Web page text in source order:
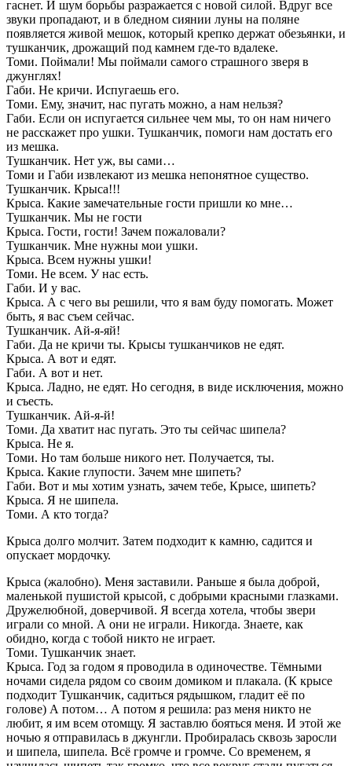
гаснет. И шум борьбы разражается с новой силой. Вдруг все
звуки пропадают, и в бледном сиянии луны на поляне
появляется живой мешок, который крепко держат обезьянки, и
тушканчик, дрожащий под камнем где-то вдалеке.
Томи. Поймали! Мы поймали самого страшного зверя в
джунглях!
Габи. Не кричи. Испугаешь его.
Томи. Ему, значит, нас пугать можно, а нам нельзя?
Габи. Если он испугается сильнее чем мы, то он нам ничего
не расскажет про ушки. Тушканчик, помоги нам достать его
из мешка.
Тушканчик. Нет уж, вы сами…
Томи и Габи извлекают из мешка непонятное существо.
Тушканчик. Крыса!!!
Крыса. Какие замечательные гости пришли ко мне…
Тушканчик. Мы не гости
Крыса. Гости, гости! Зачем пожаловали?
Тушканчик. Мне нужны мои ушки.
Крыса. Всем нужны ушки!
Томи. Не всем. У нас есть.
Габи. И у вас.
Крыса. А с чего вы решили, что я вам буду помогать. Может
быть, я вас съем сейчас.
Тушканчик. Ай-я-яй!
Габи. Да не кричи ты. Крысы тушканчиков не едят.
Крыса. А вот и едят.
Габи. А вот и нет.
Крыса. Ладно, не едят. Но сегодня, в виде исключения, можно
и съесть.
Тушканчик. Ай-я-й!
Томи. Да хватит нас пугать. Это ты сейчас шипела?
Крыса. Не я.
Томи. Но там больше никого нет. Получается, ты.
Крыса. Какие глупости. Зачем мне шипеть?
Габи. Вот и мы хотим узнать, зачем тебе, Крысе, шипеть?
Крыса. Я не шипела.
Томи. А кто тогда?
Крыса долго молчит. Затем подходит к камню, садится и
опускает мордочку.
Крыса (жалобно). Меня заставили. Раньше я была доброй,
маленькой пушистой крысой, с добрыми красными глазками.
Дружелюбной, доверчивой. Я всегда хотела, чтобы звери
играли со мной. А они не играли. Никогда. Знаете, как
обидно, когда с тобой никто не играет.
Томи. Тушканчик знает.
Крыса. Год за годом я проводила в одиночестве. Тёмными
ночами сидела рядом со своим домиком и плакала. (К крысе
подходит Тушканчик, садиться рядышком, гладит её по
голове) А потом… А потом я решила: раз меня никто не
любит, я им всем отомщу. Я заставлю бояться меня. И этой же
ночью я отправилась в джунгли. Пробиралась сквозь заросли
и шипела, шипела. Всё громче и громче. Со временем, я